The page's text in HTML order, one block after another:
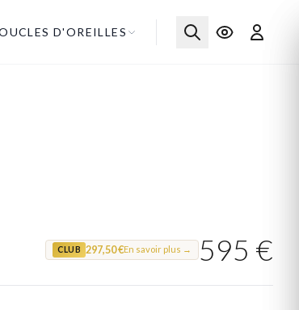
D'OREILLES
CLUB 297,50 €En savoir plus → 595 €